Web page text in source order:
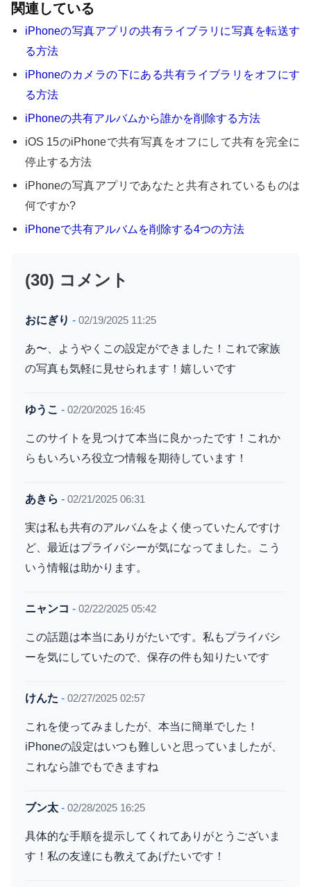
関連している
iPhoneの写真アプリの共有ライブラリに写真を転送す
る方法
iPhoneのカメラの下にある共有ライブラリをオフにす
る方法
iPhoneの共有アルバムから誰かを削除する方法
iOS 15のiPhoneで共有写真をオフにして共有を完全に
停止する方法
iPhoneの写真アプリであなたと共有されているものは
何ですか?
iPhoneで共有アルバムを削除する4つの方法
(30) コメント
おにぎり - 02/19/2025 11:25
あ〜、ようやくこの設定ができました！これで家族
の写真も気軽に見せられます！嬉しいです
ゆうこ - 02/20/2025 16:45
このサイトを見つけて本当に良かったです！これか
らもいろいろ役立つ情報を期待しています！
あきら - 02/21/2025 06:31
実は私も共有のアルバムをよく使っていたんですけ
ど、最近はプライバシーが気になってました。こう
いう情報は助かります。
ニャンコ - 02/22/2025 05:42
この話題は本当にありがたいです。私もプライバシ
ーを気にしていたので、保存の件も知りたいです
けんた - 02/27/2025 02:57
これを使ってみましたが、本当に簡単でした！
iPhoneの設定はいつも難しいと思っていましたが、
これなら誰でもできますね
ブン太 - 02/28/2025 16:25
具体的な手順を提示してくれてありがとうございま
す！私の友達にも教えてあげたいです！